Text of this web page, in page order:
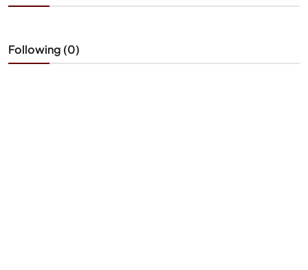
Following (0)